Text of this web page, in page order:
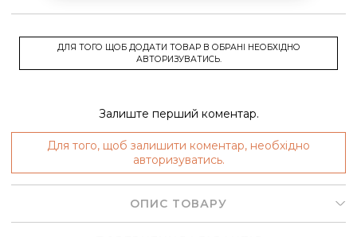
ДЛЯ ТОГО ЩОБ ДОДАТИ ТОВАР В ОБРАНІ НЕОБХІДНО
АВТОРИЗУВАТИСЬ.
Залиште перший коментар.
Для того, щоб залишити коментар, необхідно
авторизуватись.
ОПИС ТОВАРУ